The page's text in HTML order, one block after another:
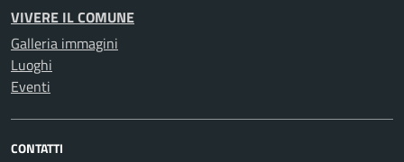
VIVERE IL COMUNE
Galleria immagini
Luoghi
Eventi
CONTATTI